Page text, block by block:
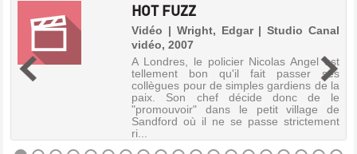
SHERLOCK
EPISODE
SPÉCIAL
Vidéo
HOT FUZZ
Vidéo | Wright, Edgar | Studio Canal
vidéo, 2007
A Londres, le policier Nicolas Angel est
tellement bon qu'il fait passer ses
collègues pour de simples gardiens de la
paix. Son chef décide donc de le
"promouvoir" dans le petit village de
Sandford où il ne se passe strictement
ri...